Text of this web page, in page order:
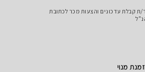
ת קבלת עדכונים והצעות מכר לכתובת
מנוי